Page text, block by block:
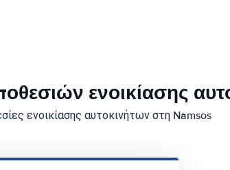
ενοικίασης
ενοικίασης αυτοκινήτων στη Namsos